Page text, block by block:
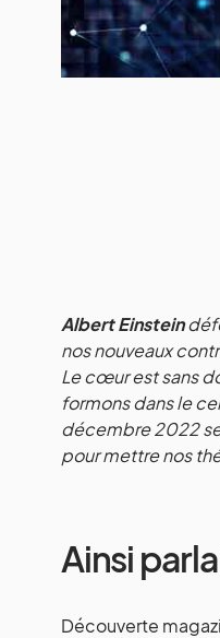
Albert Einstein
nos nouveaux
Le cœur est sans
formons dans le
décembre 2022
pour mettre nos
Ainsi
Découverte